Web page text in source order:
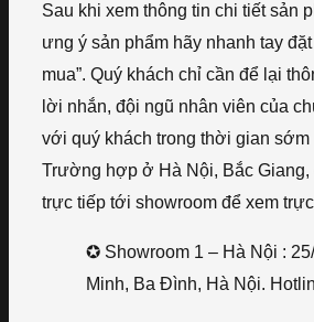
Sau khi xem thông tin chi tiết sản
ưng ý sản phẩm hãy nhanh tay
mua”. Quý khách chỉ cần để lại
lời nhắn, đội ngũ nhân viên của
với quý khách trong thời gian sớm
Trường hợp ở Hà Nội, Bắc Giang,
trực tiếp tới showroom để xem
✪ Showroom 1 – Hà Nội :
Minh, Ba Đình, Hà Nội.